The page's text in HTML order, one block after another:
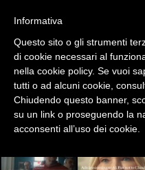
EVENTI
MOBILE
PROMOZIONI
Informativa
Questo sito o gli strumenti
di cookie necessari al
nella cookie policy. Se vuoi
tutti o ad alcuni cookie,
Chiudendo questo banner,
su un link o proseguendo la
acconsenti all’uso dei cookie.